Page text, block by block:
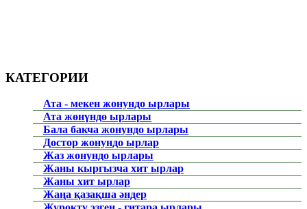
КАТЕГОРИИ
Ата - мекен жонундо ырлары
Ата жөнүндө ырлары
Бала бакча жонундо ырлары
Достор жонундо ырлар
Жаз жонундо ырлары
Жаны кыргызча хит ырлар
Жаны хит ырлар
Жаңа қазақша әндер